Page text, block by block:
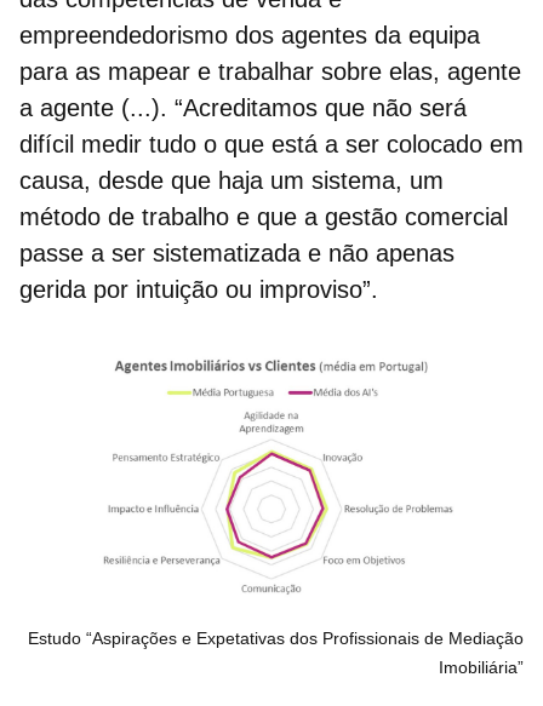
empreendedorismo dos agentes da equipa
para as mapear e trabalhar sobre elas, agente
a agente (...). “Acreditamos que não será
difícil medir tudo o que está a ser colocado em
causa, desde que haja um sistema, um
método de trabalho e que a gestão comercial
passe a ser sistematizada e não apenas
gerida por intuição ou improviso”.
Estudo “Aspirações e Expetativas dos Profissionais de Mediação
Imobiliária”